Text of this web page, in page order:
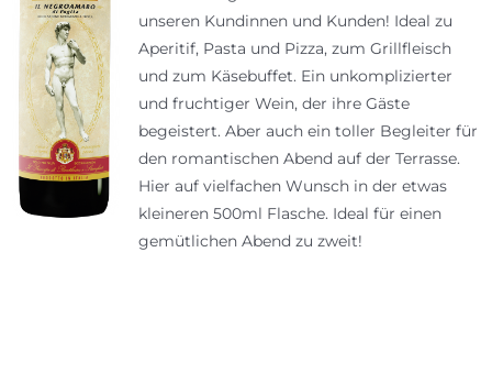
unseren Kundinnen und Kunden! Ideal zu
Aperitif, Pasta und Pizza, zum Grillfleisch
und zum Käsebuffet. Ein unkomplizierter
und fruchtiger Wein, der ihre Gäste
begeistert. Aber auch ein toller Begleiter für
den romantischen Abend auf der Terrasse.
Hier auf vielfachen Wunsch in der etwas
kleineren 500ml Flasche. Ideal für einen
gemütlichen Abend zu zweit!